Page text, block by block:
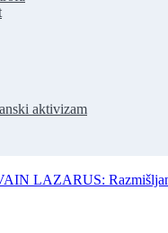
aktivizam
LAZARUS: